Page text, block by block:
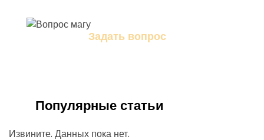
Задать вопрос
Популярные статьи
Извините. Данных пока нет.